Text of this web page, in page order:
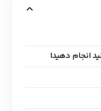
انجام دهید!